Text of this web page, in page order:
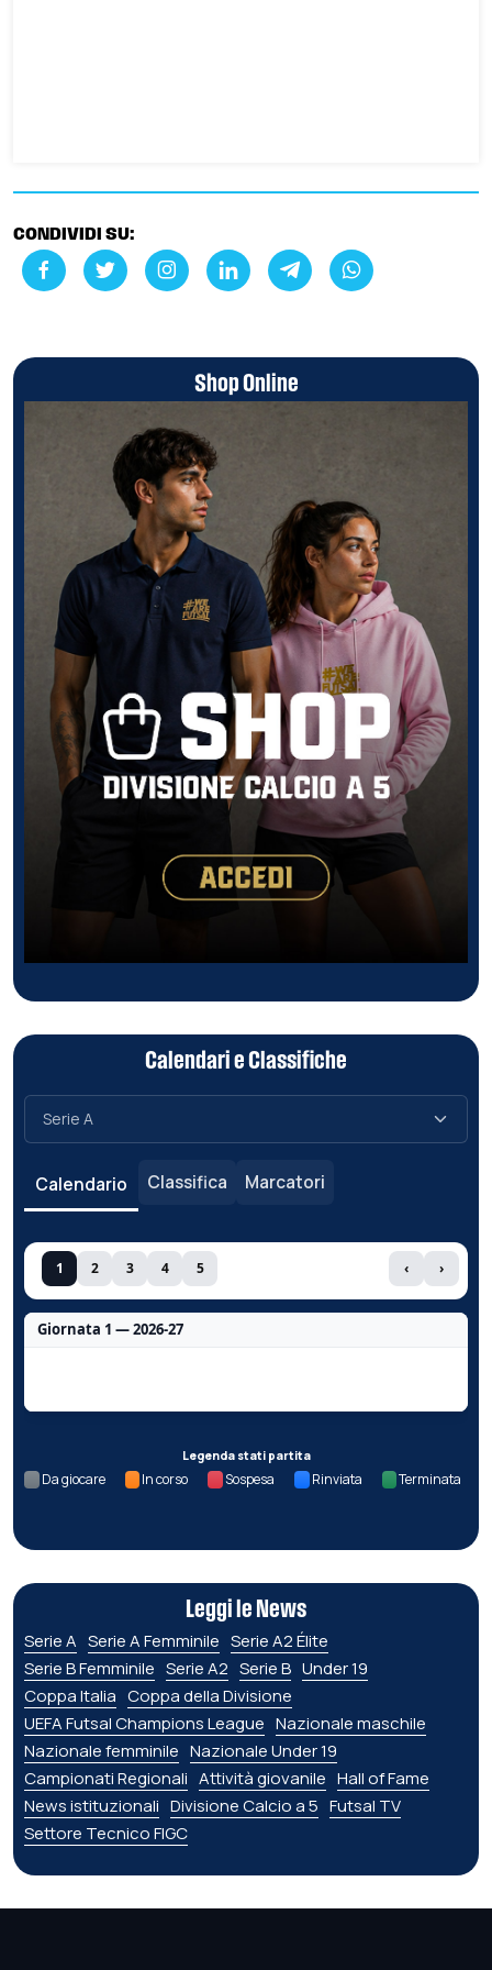
CONDIVIDI SU:
Shop Online
Calendari e Classifiche
Calendario Classifica Marcatori
1 2 3 4 5 ‹ ›
Giornata 1 — 2026-27
Legenda stati partita
Da giocare In corso Sospesa Rinviata Terminata
Leggi le News
Serie A Serie A Femminile Serie A2 Élite
Serie B Femminile Serie A2 Serie B Under 19
Coppa Italia Coppa della Divisione
UEFA Futsal Champions League Nazionale maschile
Nazionale femminile Nazionale Under 19
Campionati Regionali Attività giovanile Hall of Fame
News istituzionali Divisione Calcio a 5 Futsal TV
Settore Tecnico FIGC